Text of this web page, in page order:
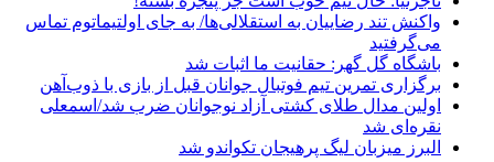
واکنش تند رضاییان به استقلالی‌ها/ به جای اولتیماتوم تماس
می‌گرفتید
باشگاه گل گهر: حقانیت ما اثبات شد
برگزاری تمرین تیم فوتبال جوانان قبل از بازی با ذوب‌آهن
اولین مدال طلای کشتی آزاد نوجوانان ضرب شد/اسمعلی
نقره‌ای شد
البرز میزبان لیگ پرهیجان تکواندو شد